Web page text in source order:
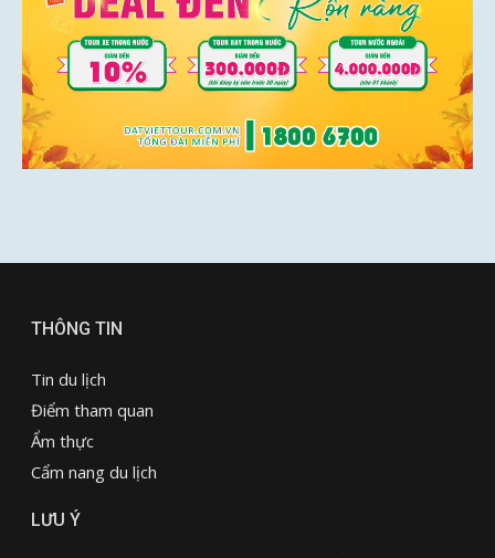
THÔNG TIN
Tin du lịch
Điểm tham quan
Ẩm thực
Cẩm nang du lịch
LƯU Ý